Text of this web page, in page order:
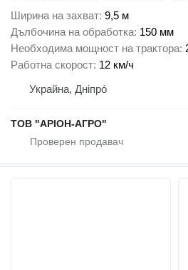
Ширина на захват 9,5 м
Дълбочина на обработка 150 мм
Необходима мощност на трактора
Работна скорост 12 км/ч
Украйна, Дніпро́
ТОВ "АРІОН-АГРО"